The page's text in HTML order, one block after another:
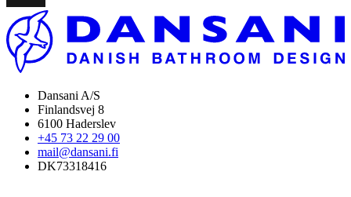
Dansani A/S
Finlandsvej 8
6100 Haderslev
+45 73 22 29 00
mail@dansani.fi
DK73318416